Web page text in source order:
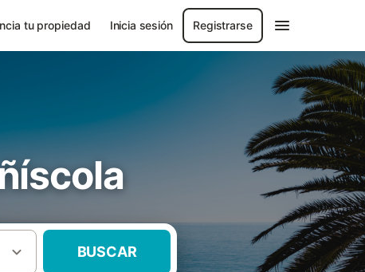
tu propiedad Inicia sesión Registrarse
BUSCAR